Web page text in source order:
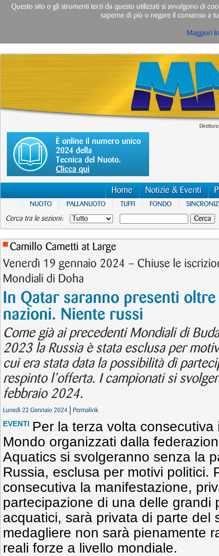
È online il numero unico
2024 della
Tecnica del Nuoto.
Clicca qui
Home Notizie & Eventi
NUOTO PALLANUOTO TUFFI FONDO
Cerca tra le sezioni:
Camillo Cametti at Large
Venerdì 19 gennaio 2024 – Chiuse le
Mondiali di Doha
In Qatar saranno presenti
nazioni. Niente russi
Come già ai precedenti Mondiali di
2023 la Russia è stata esclusa per
cui era stata data la possibilità di
respinto l’offerta. I campionati si
febbraio 2024.
Lunedì 22 Gennaio 2024 Permalink
EVENTI Per la terza volta consecutiva
Mondo organizzati dalla
Aquatics si svolgeranno senza la
Russia, esclusa per motivi politici.
consecutiva la manifestazione,
partecipazione di una delle grandi
acquatici, sarà privata di parte del
medagliere non sarà pienamente
reali forze a livello mondiale.
Questo sito o gli strumenti terzi da questo utilizzati si avvalgono di
saperne di più o negare il consenso a
Maggiori